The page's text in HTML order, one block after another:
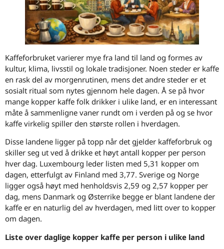
Kaffeforbruket varierer mye fra land til land og formes av
kultur, klima, livsstil og lokale tradisjoner. Noen steder er kaffe
en rask del av morgenrutinen, mens det andre steder er et
sosialt ritual som nytes gjennom hele dagen. Å se på hvor
mange kopper kaffe folk drikker i ulike land, er en interessant
måte å sammenligne vaner rundt om i verden på og se hvor
kaffe virkelig spiller den største rollen i hverdagen.
Disse landene ligger på topp når det gjelder kaffeforbruk og
skiller seg ut ved å drikke et høyt antall kopper per person
hver dag. Luxembourg leder listen med 5,31 kopper om
dagen, etterfulgt av Finland med 3,77. Sverige og Norge
ligger også høyt med henholdsvis 2,59 og 2,57 kopper per
dag, mens Danmark og Østerrike begge er blant landene der
kaffe er en naturlig del av hverdagen, med litt over to kopper
om dagen.
Liste over daglige kopper kaffe per person i ulike land